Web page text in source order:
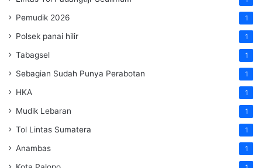
Pemudik 2026 1
Polsek panai hilir 1
Tabagsel 1
Sebagian Sudah Punya Perabotan 1
HKA 1
Mudik Lebaran 1
Tol Lintas Sumatera 1
Anambas 1